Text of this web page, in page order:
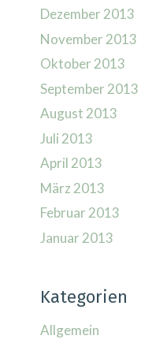
Dezember 2013
November 2013
Oktober 2013
September 2013
August 2013
Juli 2013
April 2013
März 2013
Februar 2013
Januar 2013
Kategorien
Allgemein